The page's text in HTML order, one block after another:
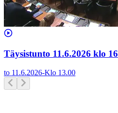
Täysistunto 11.6.2026 klo 16
to 11.6.2026-Klo 13.00